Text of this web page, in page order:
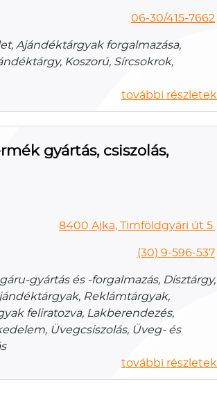
06-30/415-7662
Ajándéktárgyak forgalmazása,
Koszorú, Sírcsokrok,
további részletek
gyártás, csiszolás,
8400 Ajka, Timföldgyári út 5.
(30) 9-596-537
gyártás és -forgalmazás, Dísztárgy,
Reklámtárgyak,
feliratozva, Lakberendezés,
Üvegcsiszolás, Üveg- és
további részletek